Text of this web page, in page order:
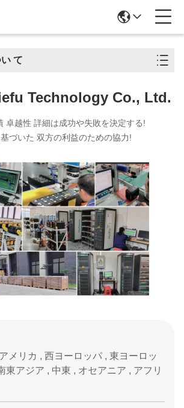
て
Technology Co., Ltd.
卓越性 詳細は成功や失敗を決定する!
づいた 双方の利益のための協力!
メリカ , 西ヨーロッパ , 東ヨーロッ
東アジア , 中東 , オセアニア , アフリ